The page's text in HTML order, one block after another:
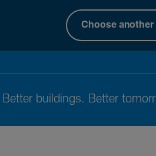
Choose another
Better buil­dings. Better